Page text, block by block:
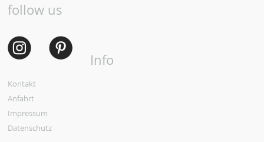
follow us
Info
Kontakt
Anfahrt
Impressum
Datenschutz